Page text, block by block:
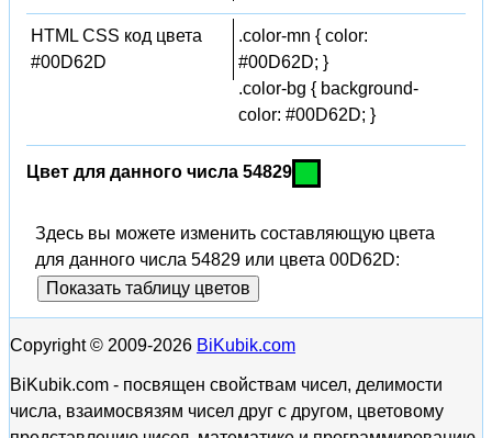
HTML CSS код цвета
#00D62D
.color-mn { color:
#00D62D; }
.color-bg { background-
color: #00D62D; }
Цвет для данного числа 54829
Здесь вы можете изменить составляющую цвета
для данного числа 54829 или цвета 00D62D:
Показать таблицу цветов
Copyright © 2009-2026 BiKubik.com
BiKubik.com - посвящен свойствам чисел, делимости
числа, взаимосвязям чисел друг с другом, цветовому